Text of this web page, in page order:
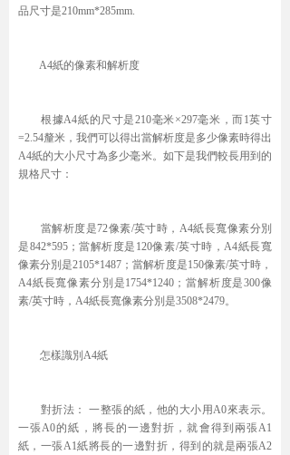
品尺寸是210mm*285mm.
A4紙的像素和解析度
根據A4紙的尺寸是210毫米×297毫米，而1英寸
=2.54釐米，我們可以得出當解析度是多少像素時得出
A4紙的大小尺寸為多少毫米。如下是我們較長用到的
規格尺寸：
當解析度是72像素/英寸時，A4紙長寬像素分別
是842*595；當解析度是120像素/英寸時，A4紙長寬
像素分別是2105*1487；當解析度是150像素/英寸時，
A4紙長寬像素分別是1754*1240；當解析度是300像
素/英寸時，A4紙長寬像素分別是3508*2479。
怎樣識別A4紙
對折法： 一整張的紙，他的大小用A0來表示。
一張A0的紙，將長的一邊對折，就會得到兩張A1
紙，一張A1紙將長的一邊對折，得到的就是兩張A2